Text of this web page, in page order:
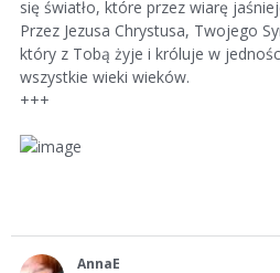
się światło, które przez wiarę
Przez Jezusa Chrystusa, Twojego
który z Tobą żyje i króluje w
wszystkie wieki wieków.
+++
AnnaE